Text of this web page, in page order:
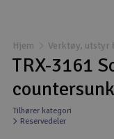
Droner
Droner for
Fly
Hjem Verktøy, utstyr
TRX-3161
Tilhører kategori
Reservedeler